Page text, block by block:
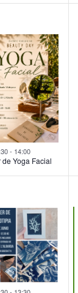
- 14:00
de Yoga Facial